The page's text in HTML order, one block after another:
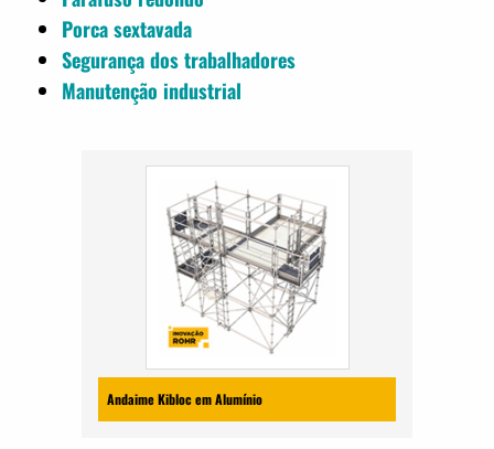
Porca sextavada
Segurança dos trabalhadores
Manutenção industrial
Andaime Kibloc em Alumínio